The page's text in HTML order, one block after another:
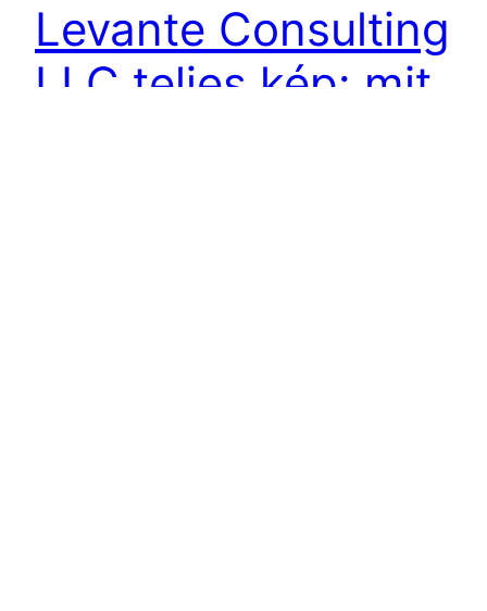
Levante Consulting
LLC teljes kép: mit